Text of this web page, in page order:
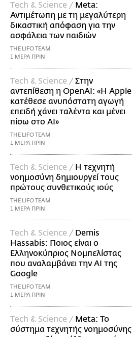
Τech & Science / Meta:
Αντιμέτωπη με τη μεγαλύτερη
δικαστική απόφαση για την
ασφάλεια των παιδιών
THE LIFO TEAM
1 ΜΕΡΑ ΠΡΙΝ
Τech & Science / Στην
αντεπίθεση η OpenAI: «Η Apple
κατέθεσε ανυπόστατη αγωγή
επειδή χάνει ταλέντα και μένει
πίσω στο AI»
THE LIFO TEAM
1 ΜΕΡΑ ΠΡΙΝ
Τech & Science / Η τεχνητή
νοημοσύνη δημιουργεί τους
πρώτους συνθετικούς ιούς
THE LIFO TEAM
1 ΜΕΡΑ ΠΡΙΝ
Τech & Science / Demis
Hassabis: Ποιος είναι ο
Ελληνοκύπριος Νομπελίστας
που αναλαμβάνει την AI της
Google
THE LIFO TEAM
1 ΜΕΡΑ ΠΡΙΝ
Τech & Science / Meta: Το
σύστημα τεχνητής νοημοσύνης